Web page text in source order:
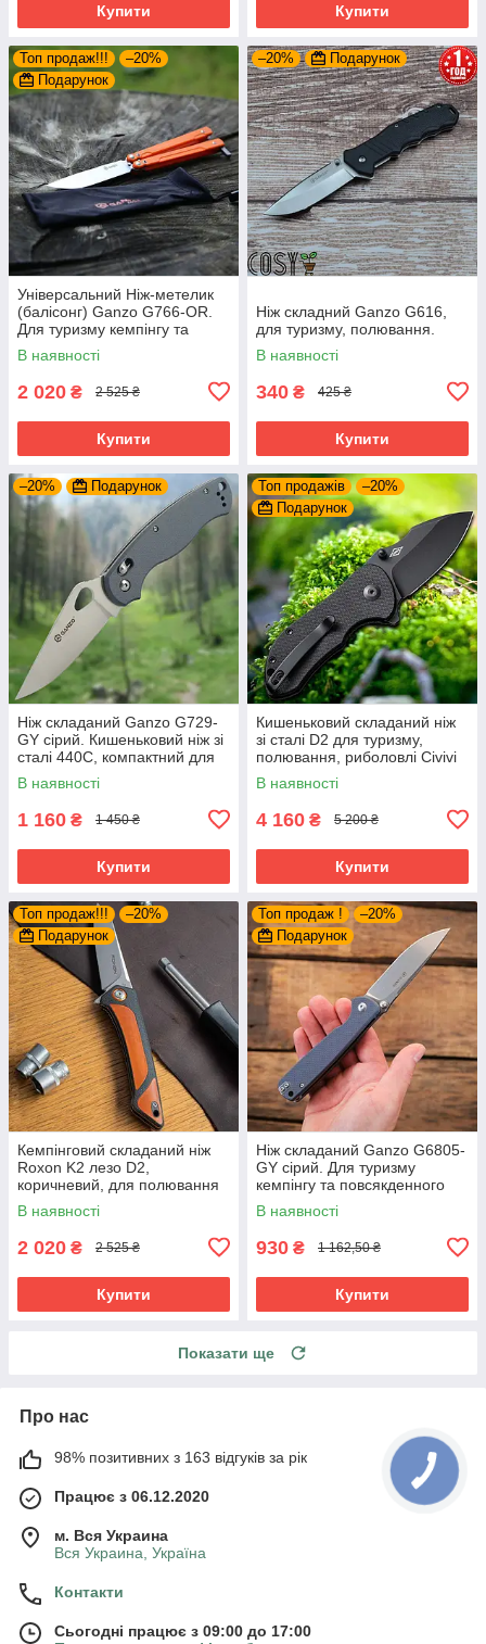
Купити Купити
Топ продаж!!!
–20%
Подарунок
Універсальний Ніж-метелик
(балісонг) Ganzo G766-OR.
Для туризму кемпінгу та
відпочинку на природі
В наявності
2 020 ₴ 2 525 ₴
Купити
–20% Подарунок
Ніж складний Ganzo G616,
для туризму, полювання.
В наявності
340 ₴ 425 ₴
Купити
–20% Подарунок
Ніж складаний Ganzo G729-
GY сірий. Кишеньковий ніж зі
сталі 440C, компактний для
щоденного використання,
туризму
В наявності
1 160 ₴ 1 450 ₴
Купити
Топ продажів
–20%
Подарунок
Кишеньковий складаний ніж
зі сталі D2 для туризму,
полювання, риболовлі Civivi
Gordo C22018C-1.
Мініатюрний і гострий
В наявності
4 160 ₴ 5 200 ₴
Купити
Топ продаж!!!
–20%
Подарунок
Кемпінговий складаний ніж
Roxon K2 лезо D2,
коричневий, для полювання
риболовлі та відпочинку на
природі
В наявності
2 020 ₴ 2 525 ₴
Купити
Топ продаж !
–20%
Подарунок
Ніж складаний Ganzo G6805-
GY сірий. Для туризму
кемпінгу та повсякденного
використання
В наявності
930 ₴ 1 162,50 ₴
Купити
Показати ще
Про нас
98% позитивних з 163 відгуків за рік
Працює з 06.12.2020
м. Вся Украина
Вся Украина, Україна
Контакти
Сьогодні працює з 09:00 до 17:00